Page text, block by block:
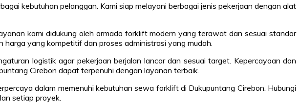
kebutuhan pelanggan. Kami siap melayani berbagai jenis pekerjaan dengan alat
kami didukung oleh armada forklift modern yang terawat dan sesuai standar
yang kompetitif dan proses administrasi yang mudah.
logistik agar pekerjaan berjalan lancar dan sesuai target. Kepercayaan dan
Cirebon dapat terpenuhi dengan layanan terbaik.
dalam memenuhi kebutuhan sewa forklift di Dukupuntang Cirebon. Hubungi
setiap proyek.